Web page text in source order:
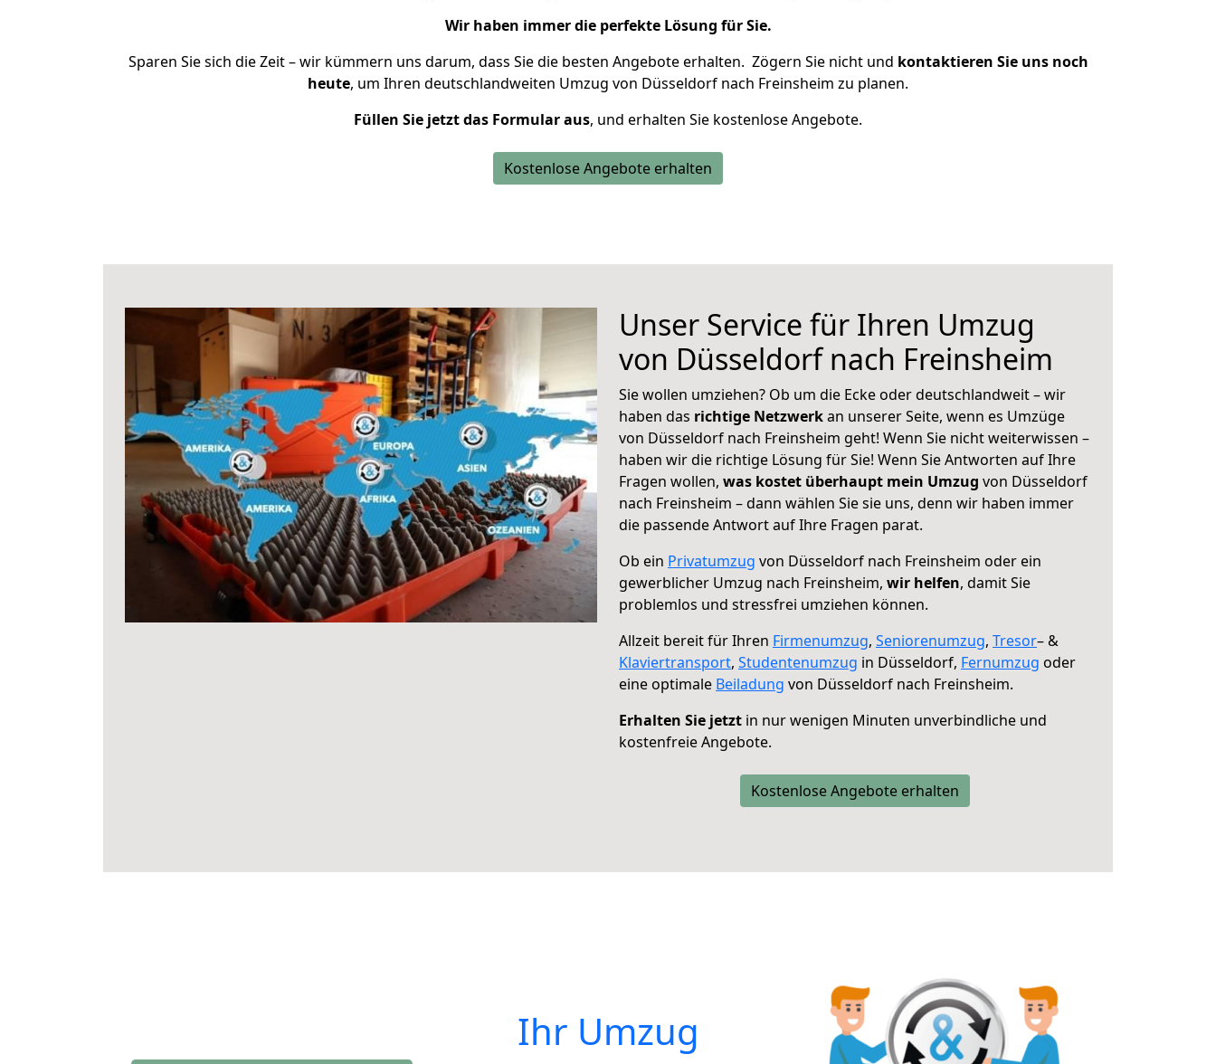
Wir haben immer die perfekte Lösung für Sie.
Sparen Sie sich die Zeit – wir kümmern uns darum, dass Sie die besten Angebote erhalten. Zögern Sie nicht und kontaktieren Sie uns noch
heute, um Ihren deutschlandweiten Umzug von Düsseldorf nach Freinsheim zu planen.
Füllen Sie jetzt das Formular aus, und erhalten Sie kostenlose Angebote.
Kostenlose Angebote erhalten
Unser Service für Ihren Umzug
von Düsseldorf nach Freinsheim
Sie wollen umziehen? Ob um die Ecke oder deutschlandweit – wir
haben das richtige Netzwerkan unserer Seite, wenn es Umzüge
von Düsseldorf nach Freinsheim geht! Wenn Sie nicht weiterwissen –
haben wir die richtige Lösung für Sie! Wenn Sie Antworten auf Ihre
Fragen wollen, was kostet überhaupt mein Umzug von Düsseldorf
nach Freinsheim – dann wählen Sie sie uns, denn wir haben immer
die passende Antwort auf Ihre Fragen parat.
Ob ein Privatumzug von Düsseldorf nach Freinsheim oder ein
gewerblicher Umzug nach Freinsheim, wir helfen, damit Sie
problemlos und stressfrei umziehen können.
Allzeit bereit für Ihren Firmenumzug, Seniorenumzug, Tresor– &
Klaviertransport, Studentenumzug in Düsseldorf, Fernumzug oder
eine optimale Beiladung von Düsseldorf nach Freinsheim.
Erhalten Sie jetzt in nur wenigen Minuten unverbindliche und
kostenfreie Angebote.
Kostenlose Angebote erhalten
Ihr Umzug